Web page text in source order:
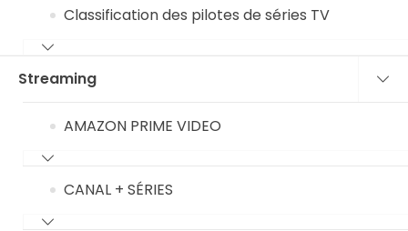
Classification des pilotes de séries TV
Streaming
AMAZON PRIME VIDEO
CANAL + SÉRIES